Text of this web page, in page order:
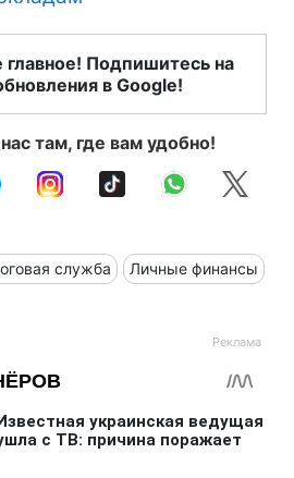
главное! Подпишитесь на
в Google!
там, где вам удобно!
служба Личные финансы